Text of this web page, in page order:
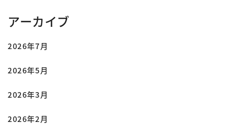
アーカイブ
2026年7月
2026年5月
2026年3月
2026年2月